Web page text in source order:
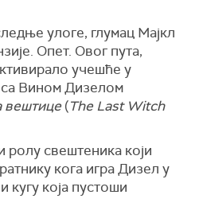
улоге, глумац Мајкл
Опет. Овог пута,
учешће у
са Вином Дизелом
вештице(The Last Witch
ролу свештеника који
кога игра Дизел у
кугу која пустоши